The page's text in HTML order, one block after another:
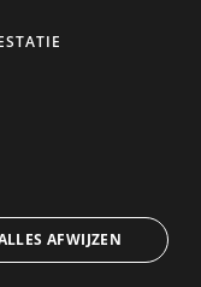
AFWIJZEN